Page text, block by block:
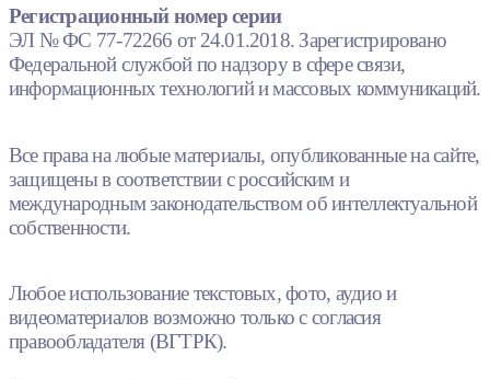
Регистрационный номер серии
ЭЛ № ФС 77-72266 от 24.01.2018. Зарегистрировано
Федеральной службой по надзору в сфере связи,
информационных технологий и массовых коммуникаций.
Все права на любые материалы, опубликованные на сайте,
защищены в соответствии с российским и
международным законодательством об интеллектуальной
собственности.
Любое использование текстовых, фото, аудио и
видеоматериалов возможно только с согласия
правообладателя (ВГТРК).